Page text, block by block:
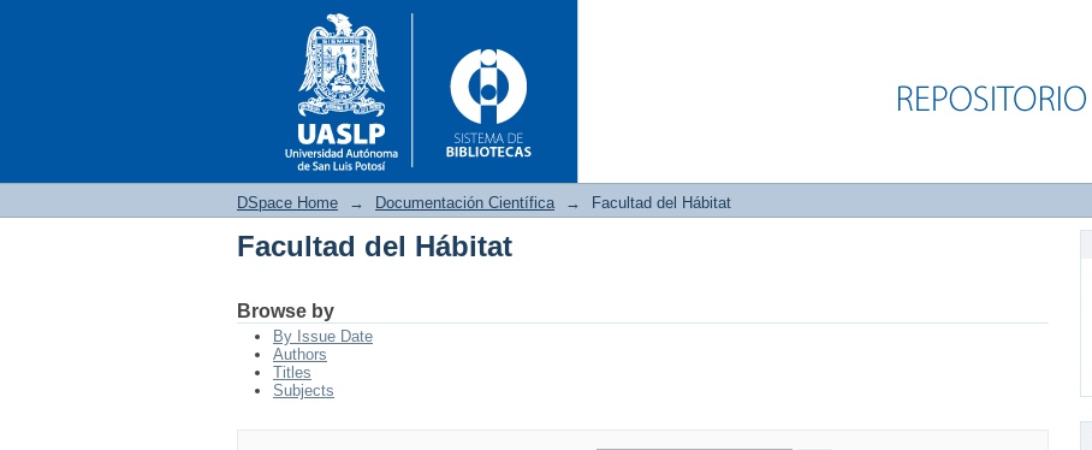
DSpace Home → Documentación Científica → Facultad del Hábitat
Facultad del Hábitat
Browse by
By Issue Date
Authors
Titles
Subjects